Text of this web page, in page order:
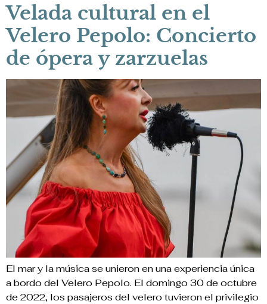
Velada cultural en el
Velero Pepolo: Concierto
de ópera y zarzuelas
El mar y la música se unieron en una experiencia única
a bordo del Velero Pepolo. El domingo 30 de octubre
de 2022, los pasajeros del velero tuvieron el privilegio